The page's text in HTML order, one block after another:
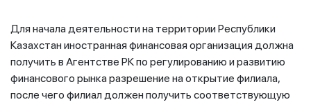
Для начала деятельности на территории Республики
Казахстан иностранная финансовая организация должна
получить в Агентстве РК по регулированию и развитию
финансового рынка разрешение на открытие филиала,
после чего филиал должен получить соответствующую